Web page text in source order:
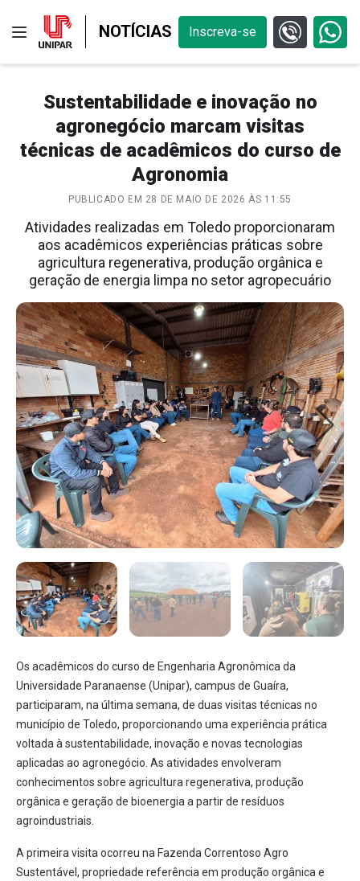
NOTÍCIAS Inscreva-se
Sustentabilidade e inovação no
agronegócio marcam visitas
técnicas de acadêmicos do curso de
Agronomia
PUBLICADO EM 28 DE MAIO DE 2026 ÀS 11:55
Atividades realizadas em Toledo proporcionaram
aos acadêmicos experiências práticas sobre
agricultura regenerativa, produção orgânica e
geração de energia limpa no setor agropecuário
Os acadêmicos do curso de Engenharia Agronômica da
Universidade Paranaense (Unipar), campus de Guaíra,
participaram, na última semana, de duas visitas técnicas no
município de Toledo, proporcionando uma experiência prática
voltada à sustentabilidade, inovação e novas tecnologias
aplicadas ao agronegócio. As atividades envolveram
conhecimentos sobre agricultura regenerativa, produção
orgânica e geração de bioenergia a partir de resíduos
agroindustriais.
A primeira visita ocorreu na Fazenda Correntoso Agro
Sustentável, propriedade referência em produção orgânica e